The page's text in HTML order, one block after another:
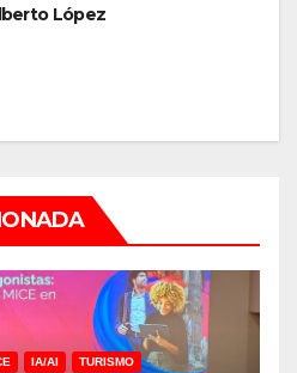
López
IA/AI TURISMO